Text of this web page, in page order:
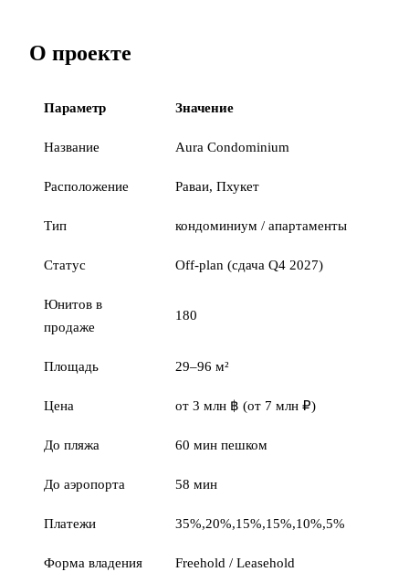
О проекте
Параметр Значение
Название Aura Condominium
Расположение Раваи, Пхукет
Тип кондоминиум / апартаменты
Статус Off-plan (сдача Q4 2027)
Юнитов в
продаже
180
Площадь 29–96 м²
Цена от 3 млн ฿ (от 7 млн ₽)
До пляжа 60 мин пешком
До аэропорта 58 мин
Платежи 35%,20%,15%,15%,10%,5%
Форма владения Freehold / Leasehold